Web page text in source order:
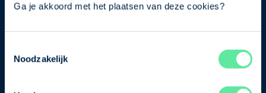
Ga je akkoord met het plaatsen van deze cookies?
Noodzakelijk
Direct naar
Ons verhaal